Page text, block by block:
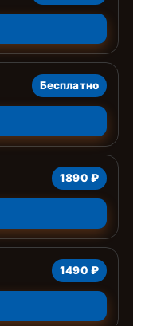
Бесплатно
1890 ₽
1490 ₽